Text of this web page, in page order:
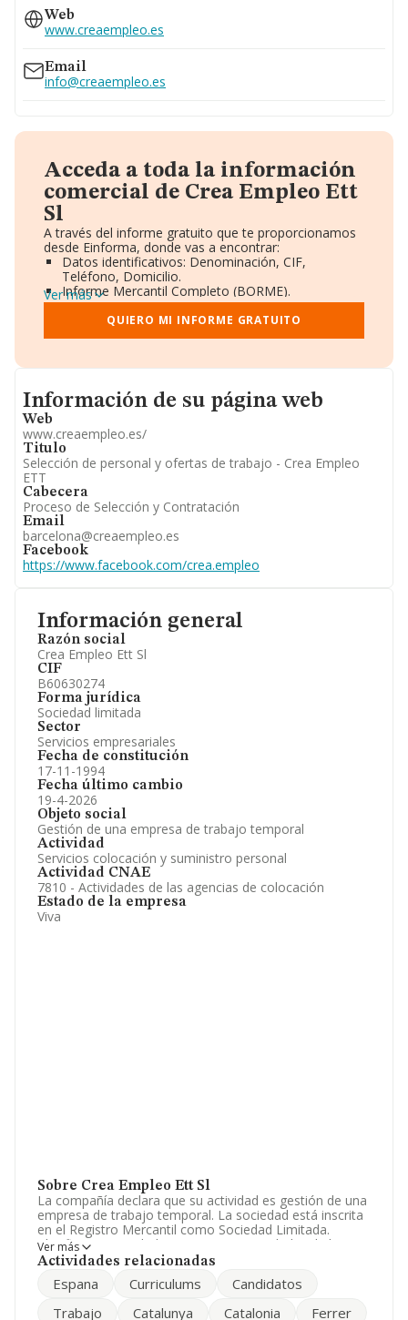
Información general
Razón social
Crea Empleo Ett Sl
CIF
B60630274
Forma jurídica
Sociedad limitada
Sector
Servicios empresariales
Fecha de constitución
17-11-1994
Fecha último cambio
19-4-2026
Objeto social
Gestión de una empresa de trabajo temporal
Actividad
Servicios colocación y suministro personal
Actividad CNAE
7810 - Actividades de las agencias de colocación
Estado de la empresa
Viva
Sobre Crea Empleo Ett Sl
La compañía declara que su actividad es gestión de una
empresa de trabajo temporal. La sociedad está inscrita
en el Registro Mercantil como Sociedad Limitada.
Clasifica su actividad CNAE como 'Actividades de las
agencias de colocación', código 7810. La empresa no
Ver más
Actividades relacionadas
Espana Curriculums
Candidatos
Trabajo
Catalunya Catalonia
Ferrer
937188331
Web
www.creaempleo.es
Email
info@creaempleo.es
Acceda a toda la información
comercial de Crea Empleo Ett
Sl
A través del informe gratuito que te proporcionamos
desde Einforma, donde vas a encontrar:
Datos identificativos: Denominación, CIF,
Teléfono, Domicilio.
Informe Mercantil Completo (BORME).
Gráficos de Evolución Ventas y Empleados.
Consejo de Administración y Administradores.
Directivos y Ejecutivos.
Información oficial y registral complementaria.
Ver más
QUIERO MI INFORME GRATUITO
Informacion de su página web
Información de su página web
Web
www.creaempleo.es/
Titulo
Selección de personal y ofertas de trabajo - Crea Empleo
ETT
Cabecera
Proceso de Selección y Contratación
Email
barcelona@creaempleo.es
Facebook
https://www.facebook.com/crea.empleo